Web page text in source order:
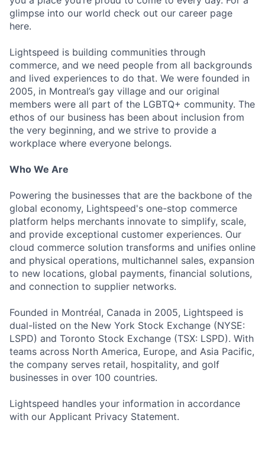
glimpse into our world check out our career page
here.
Lightspeed is building communities through
commerce, and we need people from all backgrounds
and lived experiences to do that. We were founded in
2005, in Montreal’s gay village and our original
members were all part of the LGBTQ+ community. The
ethos of our business has been about inclusion from
the very beginning, and we strive to provide a
workplace where everyone belongs.
Who We Are
Powering the businesses that are the backbone of the
global economy, Lightspeed's one-stop commerce
platform helps merchants innovate to simplify, scale,
and provide exceptional customer experiences. Our
cloud commerce solution transforms and unifies online
and physical operations, multichannel sales, expansion
to new locations, global payments, financial solutions,
and connection to supplier networks.
Founded in Montréal, Canada in 2005, Lightspeed is
dual-listed on the New York Stock Exchange (NYSE:
LSPD) and Toronto Stock Exchange (TSX: LSPD). With
teams across North America, Europe, and Asia Pacific,
the company serves retail, hospitality, and golf
businesses in over 100 countries.
Lightspeed handles your information in accordance
with our Applicant Privacy Statement.